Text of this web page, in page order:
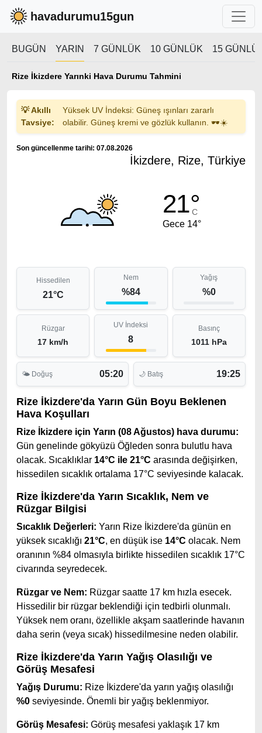
havadurumu15gun
BUGÜN YARIN 7 GÜNLÜK 10 GÜNLÜK 15
Rize İkizdere Yarınki Hava Durumu Tahmini
💡 Akıllı
Tavsiye:
Yüksek UV İndeksi: Güneş ışınları zararlı
olabilir. Güneş kremi ve gözlük kullanın. 🕶️☀️
Son güncellenme tarihi: 07.08.2026
İkizdere, Rize, Türkiye
21°
C
Gece 14°
Hissedilen
21°C
Nem
%84
Yağış
%0
Rüzgar
17 km/h
UV İndeksi
8
Basınç
1011 hPa
🌤 Doğuş 05:20 🌙 Batış 19:25
Rize İkizdere'da Yarın Gün Boyu Beklenen
Hava Koşulları
Rize İkizdere için Yarın (08 Ağustos) hava durumu:
Gün genelinde gökyüzü Öğleden sonra bulutlu hava
olacak. Sıcaklıklar 14°C ile 21°C arasında değişirken,
hissedilen sıcaklık ortalama 17°C seviyesinde kalacak.
Rize İkizdere'da Yarın Sıcaklık, Nem ve
Rüzgar Bilgisi
Sıcaklık Değerleri: Yarın Rize İkizdere'da günün en
yüksek sıcaklığı 21°C, en düşük ise 14°C olacak. Nem
oranının %84 olmasıyla birlikte hissedilen sıcaklık 17°C
civarında seyredecek.
Rüzgar ve Nem: Rüzgar saatte 17 km hızla esecek.
Hissedilir bir rüzgar beklendiği için tedbirli olunmalı.
Yüksek nem oranı, özellikle akşam saatlerinde havanın
daha serin (veya sıcak) hissedilmesine neden olabilir.
Rize İkizdere'da Yarın Yağış Olasılığı ve
Görüş Mesafesi
Yağış Durumu: Rize İkizdere'da yarın yağış olasılığı
%0 seviyesinde. Önemli bir yağış beklenmiyor.
Görüş Mesafesi: Görüş mesafesi yaklaşık 17 km